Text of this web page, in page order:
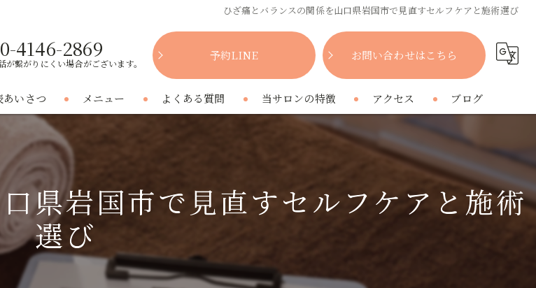
ひざ痛とバランスの関係を山口県岩国市で見直すセルフケアと施術選び
4146-2869
繋がりにくい場合がございます。
予約LINE お問い合わせはこちら
あいさつ メニュー よくある質問 当サロンの特徴
腰痛
プライベートサロン
アクセス ブログ
コラム
県岩国市で見直すセルフケアと施術
選び